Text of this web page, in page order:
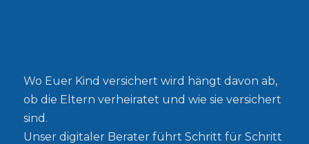
Wo Euer Kind versichert wird hängt davon ab,
ob die Eltern verheiratet und wie sie versichert
sind.
Unser digitaler Berater führt Schritt für Schritt